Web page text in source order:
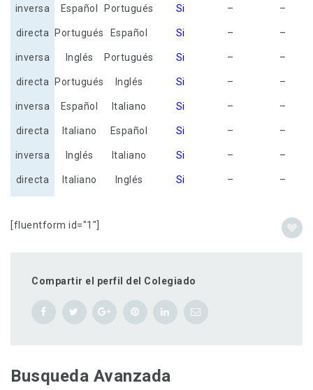
inversa Español Portugués Si – –
directa Portugués Español Si – –
inversa Inglés Portugués Si – –
directa Portugués Inglés Si – –
inversa Español Italiano Si – –
directa Italiano Español Si – –
inversa Inglés Italiano Si – –
directa Italiano Inglés Si – –
[fluentform id="1"]
Compartir el perfil del Colegiado
Busqueda Avanzada